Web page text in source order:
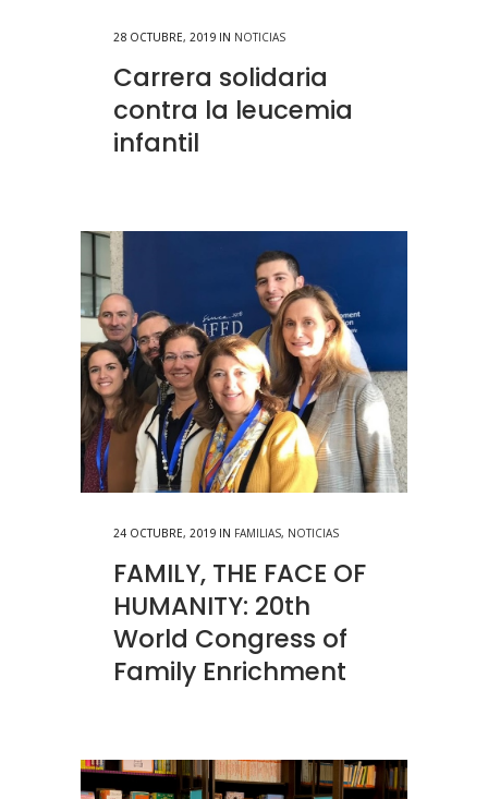
28 OCTUBRE, 2019 IN NOTICIAS
Carrera solidaria
contra la leucemia
infantil
24 OCTUBRE, 2019 IN FAMILIAS, NOTICIAS
FAMILY, THE FACE OF
HUMANITY: 20th
World Congress of
Family Enrichment